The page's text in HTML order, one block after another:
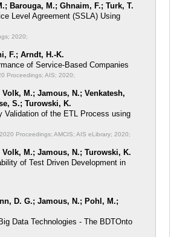
Barouga, M.; Ghnaim, F.; Turk, T.
Level Agreement (SSLA) Using
2020;
F.; Arndt, H.-K.
of Service-Based Companies
Proceedings; AIS; 2020;
M.; Jamous, N.; Venkatesh,
S.; Turowski, K.
Validation of the ETL Process using
Proceedings; AMCIS; AIS eLibrary; 2020;
Volk, M.; Jamous, N.; Turowski, K.
of Test Driven Development in
D. G.; Jamous, N.; Pohl, M.;
Data Technologies - The BDTOnto